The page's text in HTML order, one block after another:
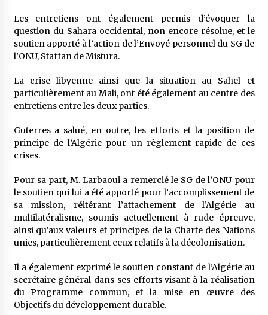
Les entretiens ont également permis d’évoquer la
question du Sahara occidental, non encore résolue, et le
soutien apporté à l’action de l’Envoyé personnel du SG de
l’ONU, Staffan de Mistura.
La crise libyenne ainsi que la situation au Sahel et
particulièrement au Mali, ont été également au centre des
entretiens entre les deux parties.
Guterres a salué, en outre, les efforts et la position de
principe de l’Algérie pour un règlement rapide de ces
crises.
Pour sa part, M. Larbaoui a remercié le SG de l’ONU pour
le soutien qui lui a été apporté pour l’accomplissement de
sa mission, réitérant l’attachement de l’Algérie au
multilatéralisme, soumis actuellement à rude épreuve,
ainsi qu’aux valeurs et principes de la Charte des Nations
unies, particulièrement ceux relatifs à la décolonisation.
Il a également exprimé le soutien constant de l’Algérie au
secrétaire général dans ses efforts visant à la réalisation
du Programme commun, et la mise en œuvre des
Objectifs du développement durable.